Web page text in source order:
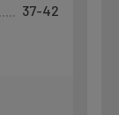
37-42